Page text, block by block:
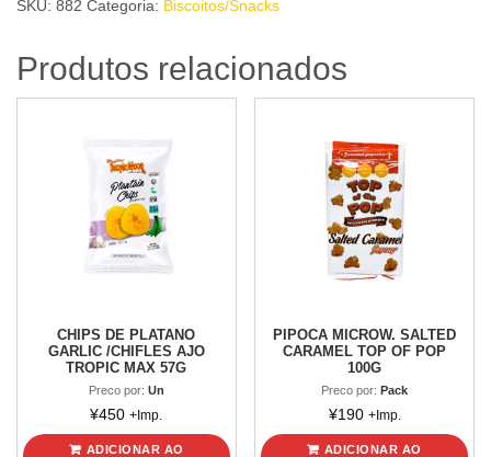
SKU: 882 Categoria: Biscoitos/Snacks
Produtos relacionados
CHIPS DE PLATANO
GARLIC /CHIFLES AJO
TROPIC MAX 57G
Preco por: Un
¥450 +Imp.
ADICIONAR AO
PIPOCA MICROW. SALTED
CARAMEL TOP OF POP
100G
Preco por:Pack
¥190 +Imp.
ADICIONAR AO